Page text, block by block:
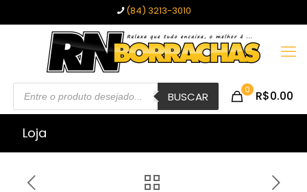
(84) 3213-3010
Pesquisar
produtos BUSCAR 0 R$0.00
Loja